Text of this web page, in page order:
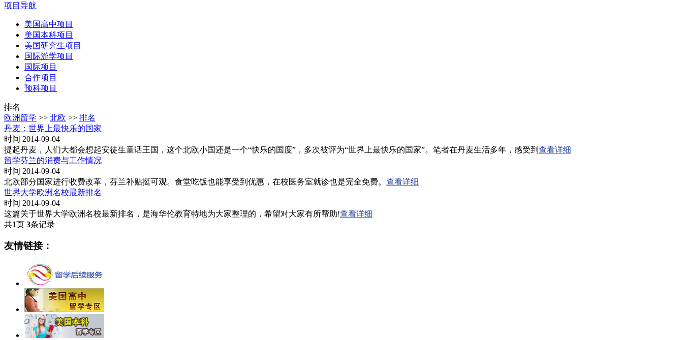
项目导航
美国高中项目
美国本科项目
美国研究生项目
国际游学项目
国际项目
合作项目
预科项目
排名
欧洲留学 >> 北欧 >> 排名
丹麦：世界上最快乐的国家
时间 2014-09-04
提起丹麦，人们大都会想起安徒生童话王国，这个北欧小国还是一个“快乐的国度”，多次被评为“世界上最快乐的国家”。笔者在丹麦生活多年，感受到 查看详细
留学芬兰的消费与工作情况
时间 2014-09-04
北欧部分国家进行收费改革，芬兰补贴挺可观。食堂吃饭也能享受到优惠，在校医务室就诊也是完全免费。 查看详细
世界大学欧洲名校最新排名
时间 2014-09-04
这篇关于世界大学欧洲名校最新排名，是海华伦教育特地为大家整理的，希望对大家有所帮助!查看详细
共1页 3条记录
友情链接：